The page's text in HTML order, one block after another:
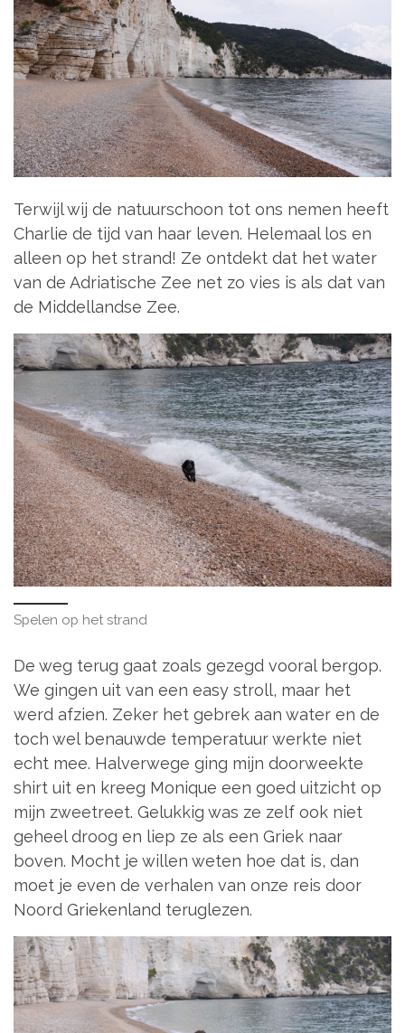
Terwijl wij de natuurschoon tot ons nemen heeft
Charlie de tijd van haar leven. Helemaal los en
alleen op het strand! Ze ontdekt dat het water
van de Adriatische Zee net zo vies is als dat van
de Middellandse Zee.
Spelen op het strand
De weg terug gaat zoals gezegd vooral bergop.
We gingen uit van een easy stroll, maar het
werd afzien. Zeker het gebrek aan water en de
toch wel benauwde temperatuur werkte niet
echt mee. Halverwege ging mijn doorweekte
shirt uit en kreeg Monique een goed uitzicht op
mijn zweetreet. Gelukkig was ze zelf ook niet
geheel droog en liep ze als een Griek naar
boven. Mocht je willen weten hoe dat is, dan
moet je even de verhalen van onze reis door
Noord Griekenland teruglezen.